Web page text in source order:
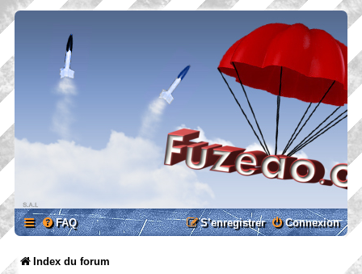
FAQ Connexion
S’enregistrer
Index du forum